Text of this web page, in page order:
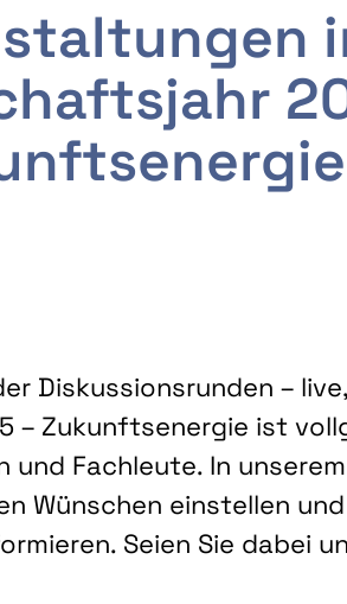
Diskussionsrunden –
– Zukunftsenergie ist
Fachleute. In
Wünschen einstellen
Seien Sie dabei